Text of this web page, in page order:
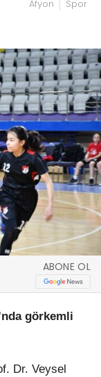
Afyon Spor
ABONE OL
görkemli
Dr. Veysel